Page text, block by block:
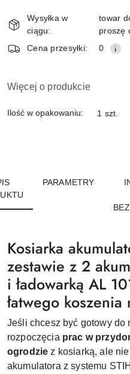
dostawa
Wysyłka w
ciągu:
towar
proszę
Cena przesyłki:
0
Więcej o produkcie
Ilość w opakowaniu: 1 szt.
PARAMETRY
Kosiarka
zestawie z 2
i ładowarką AL
łatwego koszenia
Jeśli chcesz być gotowy do
rozpoczęcia prac w
ogrodzie z kosiarką, ale
akumulatora z systemu